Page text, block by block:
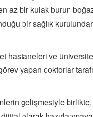
az bir kulak burun
bir sağlık
hastaneleri ve üniversite
yapan doktorlar
gelişmesiyle